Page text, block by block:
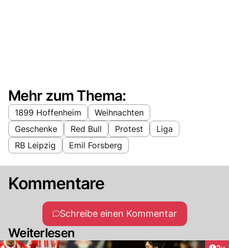
Mehr zum Thema:
1899 Hoffenheim
Weihnachten
Geschenke
Red Bull Protest
Liga
RB Leipzig
Emil Forsberg
Kommentare
Schreibe einen Kommentar
Weiterlesen